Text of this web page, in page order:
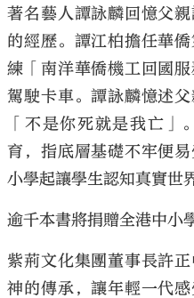
著名藝人譚詠麟回憶父
的經歷。譚江柏擔任華
練「南洋華僑機工回國
駕駛卡車。譚詠麟憶述
「不是你死就是我亡
育，指底層基礎不牢便
小學起讓學生認知真實世
逾千本書將捐贈全港中小
紫荊文化集團董事長許
神的傳承，讓年輕一代